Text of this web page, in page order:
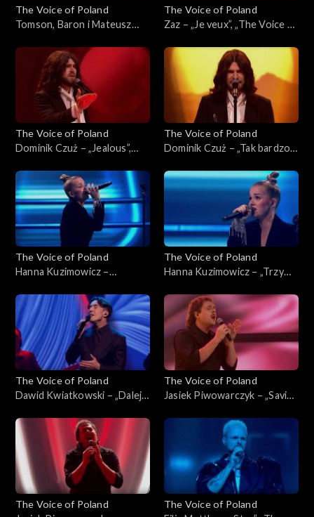
The Voice of Poland
Tomson, Baron i Mateusz
Love”, „The Voice of Poland”,
Finał, 29 listopada 2025
The Voice of Poland
Zaz – „Je veux”, „The Voice of
2025
The Voice of Poland
Dominik Czuż – „Jealous”,
22 listopada 2025
The Voice of Poland
Dominik Czuż – „Tak bardzo
Poland”, Live 3, 22 listopada
2025
The Voice of Poland
Hanna Kuzimowicz –
Voice of Poland”, Live 3, 22
listopada 2025
The Voice of Poland
Hanna Kuzimowicz – „Trzy
Poland”, Live 3, 22 listopada
2025
The Voice of Poland
Dawid Kwiatkowski – „Dalej,
Live 3, 22 listopada 2025
The Voice of Poland
Jasiek Piwowarczyk – „Saving
Voice of Poland”, Live 3, 22
listopada 2025
The Voice of Poland
The Voice of Poland